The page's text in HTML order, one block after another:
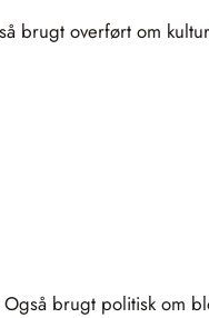
brugt overført om
brugt politisk om